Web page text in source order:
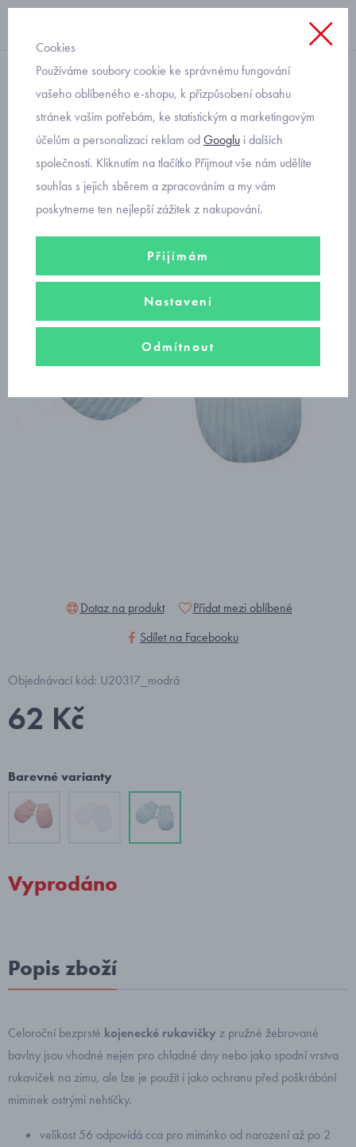
rukavičky
modré bavlněné rukavičky
pro miminka
Dotaz na produkt
Přidat mezi oblíbené
Sdílet na Facebooku
Objednávací kód: U20317_modrá
62 Kč
Barevné varianty
Vyprodáno
Popis zboží
Celoroční bezprsté kojenecké rukavičky z pružné žebrované
bavlny jsou vhodné nejen pro chladné dny nebo jako spodní vrstva
rukaviček na zimu, ale lze je použít i jako ochranu před poškrábání
miminek ostrými nehtíčky.
velikost 56 odpovídá cca pro miminko od narození až po 2
Cookies
Používáme soubory cookie ke správnému fungování
vašeho oblíbeného e-shopu, k přizpůsobení obsahu
stránek vašim potřebám, ke statistickým a marketingovým
účelům a personalizaci reklam odGooglu i dalších
společností. Kliknutím na tlačítko Přijmout vše nám udělíte
souhlas s jejich sběrem a zpracováním a my vám
poskytneme ten nejlepší zážitek z nakupování.
Přijímám
Nastavení
Odmítnout